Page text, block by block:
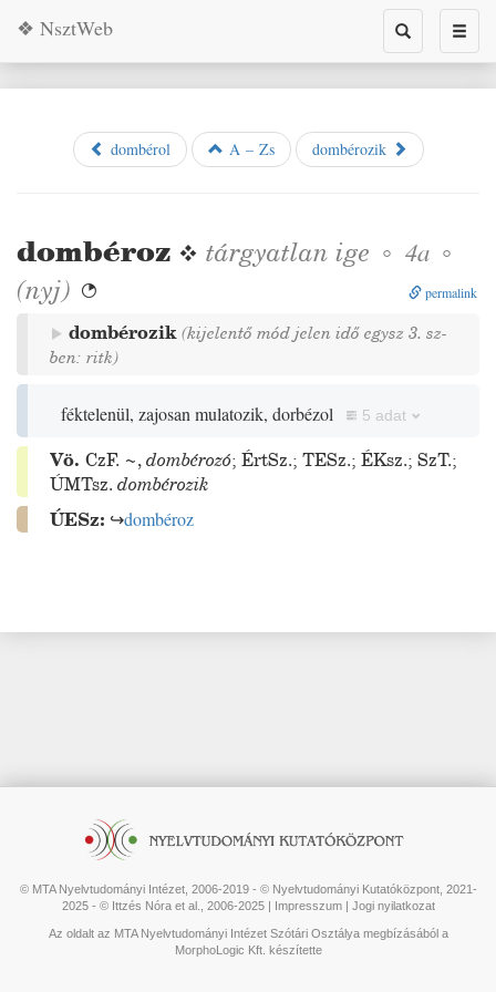
Toggle
search
❖ NsztWeb
dombérol A – Zs dombérozik
dombéroz ❖ tárgyatlan ige ◦ 4a ◦
(nyj)  permalink
dombérozik (kijelentő mód jelen idő egysz 3. sz-
ben: ritk)
féktelenül, zajosan mulatozik, dorbézol 5 adat
Vö. CzF. ~,dombérozó; ÉrtSz.; TESz.; ÉKsz.; SzT.;
ÚMTsz. dombérozik
ÚESz: ↪dombéroz
© MTA Nyelvtudományi Intézet, 2006-2019 - © Nyelvtudományi Kutatóközpont, 2021-
2025 - © Ittzés Nóra et al., 2006-2025 | Impresszum| Jogi nyilatkozat
Az oldalt az MTA Nyelvtudományi Intézet Szótári Osztálya megbízásából a
MorphoLogic Kft. készítette